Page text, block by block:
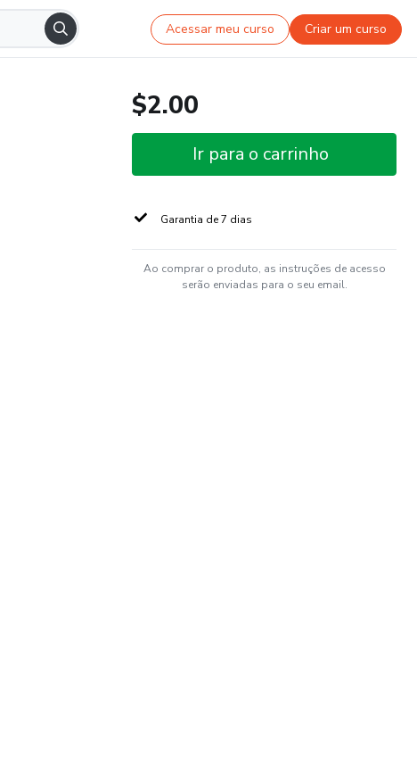
Acessar meu curso Criar um curso
$2.00
Ir para o carrinho
Garantia de 7 dias
Ao comprar o produto, as instruções de acesso
serão enviadas para o seu email.